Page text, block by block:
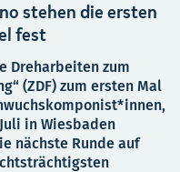
stehen die ersten
fest
Dreharbeiten zum
(ZDF) zum ersten Mal
in Wiesbaden
nächste Runde auf